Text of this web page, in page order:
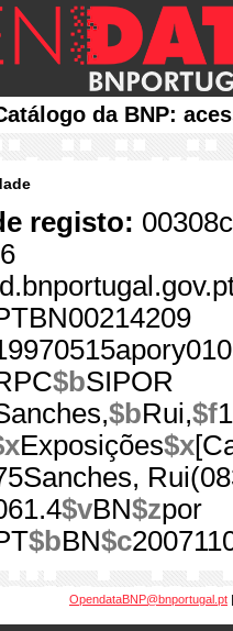
da BNP:
registo:
$bSIPOR
$bRui,$f
Exposições$x
$vBN$zpor
$bBN$c
OpendataBNP@bnportugal.pt